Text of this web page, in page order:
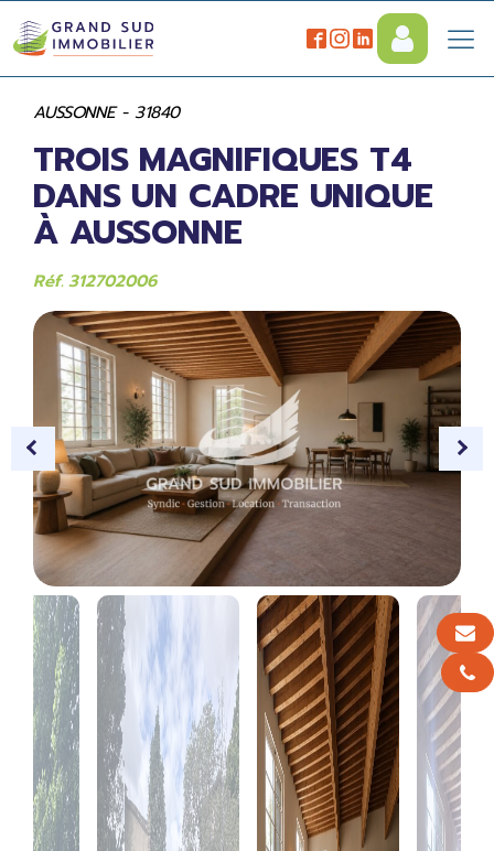
AUSSONNE - 31840
TROIS MAGNIFIQUES T4
DANS UN CADRE UNIQUE
À AUSSONNE
Réf. 312702006